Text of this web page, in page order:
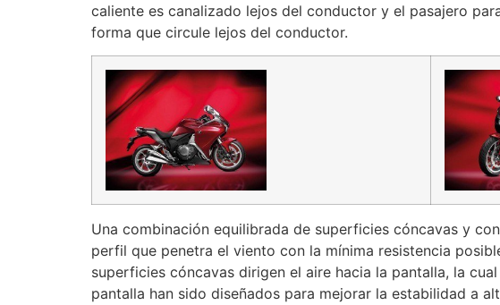
caliente es canalizado lejos del conductor y el pasajero
forma que circule lejos del conductor.
Una combinación equilibrada de superficies cóncavas y
perfil que penetra el viento con la mínima resistencia
superficies cóncavas dirigen el aire hacia la pantalla, la
pantalla han sido diseñados para mejorar la estabilidad a